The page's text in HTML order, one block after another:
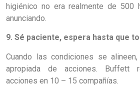
higiénico no era realmente de 500
anunciando.
9. Sé paciente, espera hasta que
Cuando las condiciones se
apropiada de acciones. Buffett
acciones en 10 – 15 compañías.